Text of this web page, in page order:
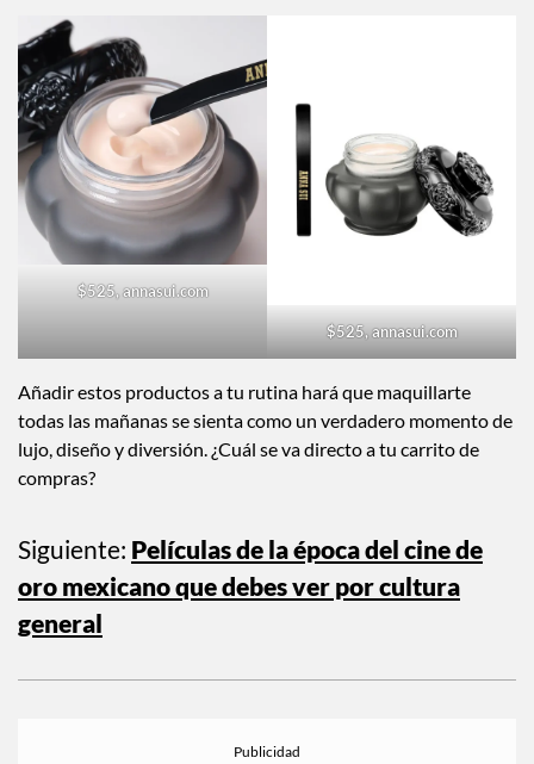
$525, annasui.com
$525, annasui.com
Añadir estos productos a tu rutina hará que maquillarte
todas las mañanas se sienta como un verdadero momento de
lujo, diseño y diversión. ¿Cuál se va directo a tu carrito de
compras?
Siguiente: Películas de la época del cine de
oro mexicano que debes ver por cultura
general